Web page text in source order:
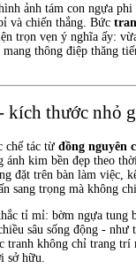
ảnh tám con ngựa
và chiến thắng. Bức
trọn vẹn ý nghĩa ấy:
thông điệp thăng
kích thước nhỏ
chế tác từ đồng nguyên
ánh kim bền đẹp theo
đặt trên bàn làm việc,
sang trọng mà không
tỉ mỉ: bờm ngựa tung
sâu sống động -
tranh không chỉ trang trí
sở hữu.